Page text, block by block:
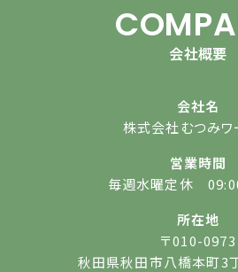
会社概要
会社名
株式会社むつみワ
営業時間
毎週水曜定休
所在地
〒010-0973
秋田県秋田市八橋本町3